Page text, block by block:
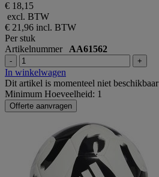
€ 18,15
excl. BTW
€ 21,96 incl. BTW
Per stuk
Artikelnummer AA61562
- +
In winkelwagen
Dit artikel is momenteel niet beschikbaar
Minimum Hoeveelheid: 1
Offerte aanvragen